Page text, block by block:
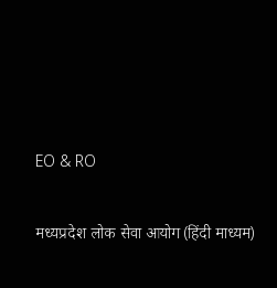
EO & RO
मध्यप्रदेश लोक सेवा आयोग (हिंदी माध्यम)